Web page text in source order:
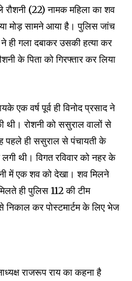
रौशनी (22) नामक महिला का शव
मोड़ सामने आया है। पुलिस जांच
ही गला दबाकर उसकी हत्या कर
के पिता को गिरफ्तार कर लिया
एक वर्ष पूर्व ही विनोद प्रसाद ने
थी। रोशनी को ससुराल वालों से
पहले ही ससुराल से पंचायती के
लगी थी। विगत रविवार को नहर के
में एक शव को देखा। शव मिलने
ही पुलिस 112 की टीम
कर पोस्टमार्टम के लिए भेज
राजरूप राय का कहना है